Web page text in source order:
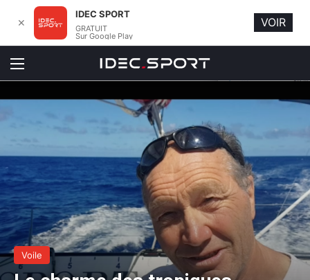
Menu
Voile
✕
IDEC SPORT
GRATUIT
Sur Google Play
VOIR